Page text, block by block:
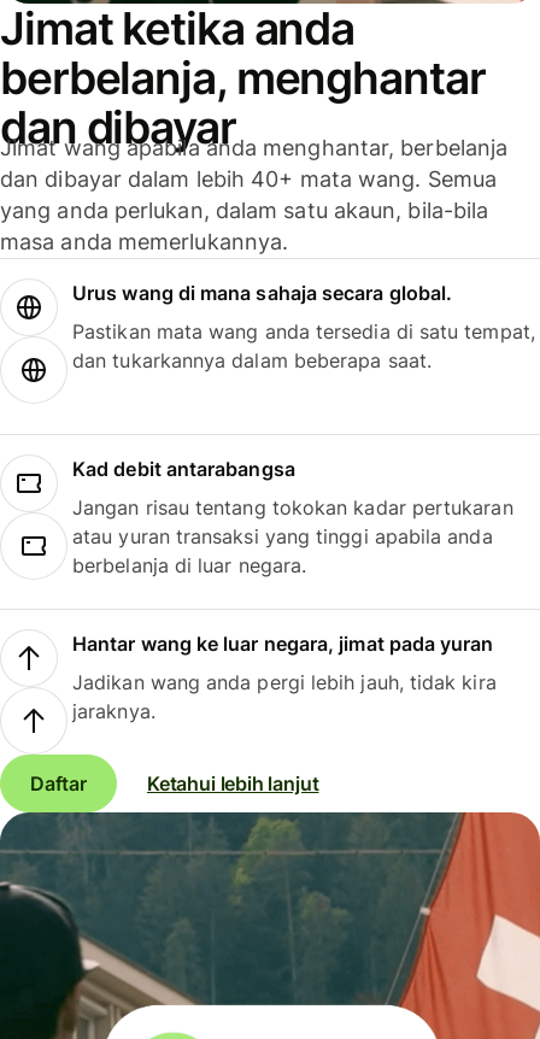
Jimat ketika anda
berbelanja, menghantar
dan dibayar
Jimat wang apabila anda menghantar, berbelanja
dan dibayar dalam lebih 40+ mata wang. Semua
yang anda perlukan, dalam satu akaun, bila-bila
masa anda memerlukannya.
Urus wang di mana sahaja secara global.
Pastikan mata wang anda tersedia di satu tempat,
dan tukarkannya dalam beberapa saat.
Kad debit antarabangsa
Jangan risau tentang tokokan kadar pertukaran
atau yuran transaksi yang tinggi apabila anda
berbelanja di luar negara.
Hantar wang ke luar negara, jimat pada yuran
Jadikan wang anda pergi lebih jauh, tidak kira
jaraknya.
Daftar Ketahui lebih lanjut